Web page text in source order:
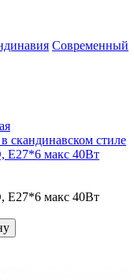
Современный
скандинавском стиле
E27*6 макс 40Вт
E27*6 макс 40Вт